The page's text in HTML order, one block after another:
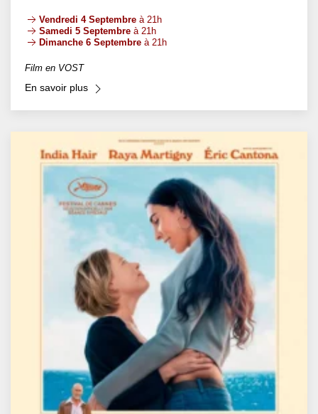
Vendredi 4 Septembre à 21h
Samedi 5 Septembre à 21h
Dimanche 6 Septembre à 21h
Film en VOST
En savoir plus